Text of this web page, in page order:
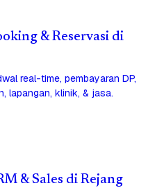
& Reservasi di
real-time, pembayaran DP,
lapangan, klinik, & jasa.
& Sales di Rejang